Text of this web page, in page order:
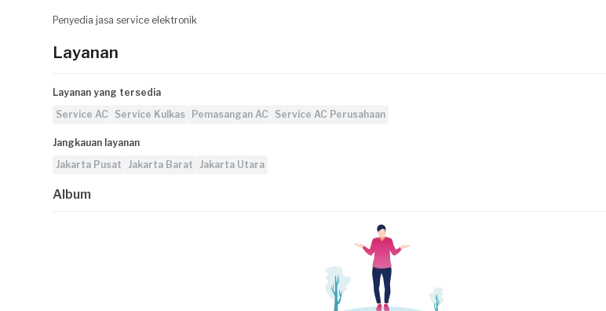
Penyedia jasa service elektronik
Layanan
Layanan yang tersedia
Service AC
Service Kulkas Pemasangan AC Service AC Perusahaan
Jangkauan layanan
Jakarta Pusat
Jakarta Barat Jakarta Utara
Album